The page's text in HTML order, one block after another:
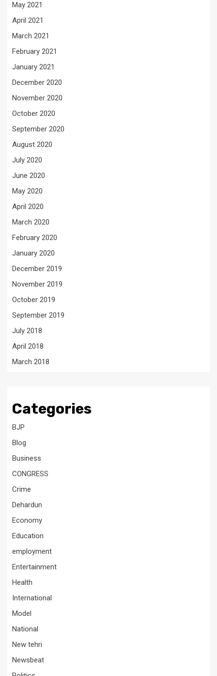
May 2021
April 2021
March 2021
February 2021
January 2021
December 2020
November 2020
October 2020
September 2020
August 2020
July 2020
June 2020
May 2020
April 2020
March 2020
February 2020
January 2020
December 2019
November 2019
October 2019
September 2019
July 2018
April 2018
March 2018
Categories
BJP
Blog
Business
CONGRESS
Crime
Dehardun
Economy
Education
employment
Entertainment
Health
International
Model
National
New tehri
Newsbeat